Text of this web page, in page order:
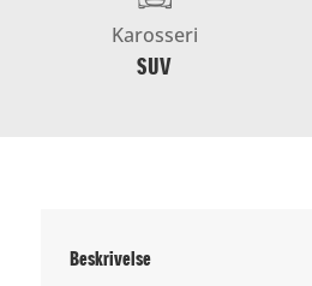
Karosseri
SUV
Beskrivelse